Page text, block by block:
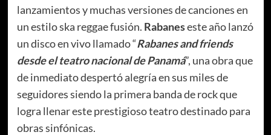
lanzamientos y muchas versiones de canciones en
un estilo ska reggae fusión. Rabaneseste año lanzó
un disco en vivo llamado “Rabanes and friends
desde el teatro nacional de Panamá”, una obra que
de inmediato despertó alegría en sus miles de
seguidores siendo la primera banda de rock que
logra llenar este prestigioso teatro destinado para
obras sinfónicas.